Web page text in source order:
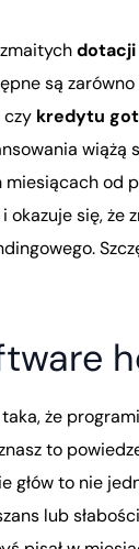
dotacji
są
czy kredytu
wiążą
od
się, że
że
to
to nie
lub